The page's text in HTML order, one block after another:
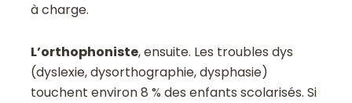
à charge.
L’orthophoniste, ensuite. Les troubles dys
(dyslexie, dysorthographie, dysphasie)
touchent environ 8 % des enfants scolarisés. Si